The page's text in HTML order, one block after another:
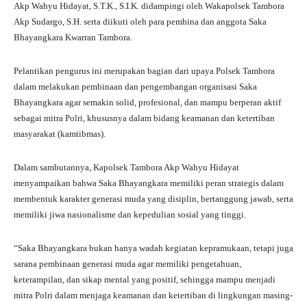
Akp Wahyu Hidayat, S.T.K., S.I.K. didampingi oleh Wakapolsek Tambora
Akp Sudargo, S.H. serta diikuti oleh para pembina dan anggota Saka
Bhayangkara Kwarran Tambora.
Pelantikan pengurus ini merupakan bagian dari upaya Polsek Tambora
dalam melakukan pembinaan dan pengembangan organisasi Saka
Bhayangkara agar semakin solid, profesional, dan mampu berperan aktif
sebagai mitra Polri, khususnya dalam bidang keamanan dan ketertiban
masyarakat (kamtibmas).
Dalam sambutannya, Kapolsek Tambora Akp Wahyu Hidayat
menyampaikan bahwa Saka Bhayangkara memiliki peran strategis dalam
membentuk karakter generasi muda yang disiplin, bertanggung jawab, serta
memiliki jiwa nasionalisme dan kepedulian sosial yang tinggi.
“Saka Bhayangkara bukan hanya wadah kegiatan kepramukaan, tetapi juga
sarana pembinaan generasi muda agar memiliki pengetahuan,
keterampilan, dan sikap mental yang positif, sehingga mampu menjadi
mitra Polri dalam menjaga keamanan dan ketertiban di lingkungan masing-